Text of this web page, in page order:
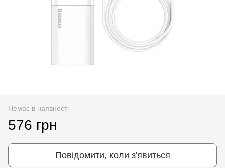
Немає в наявності
576 грн
Повідомити, коли з'явиться